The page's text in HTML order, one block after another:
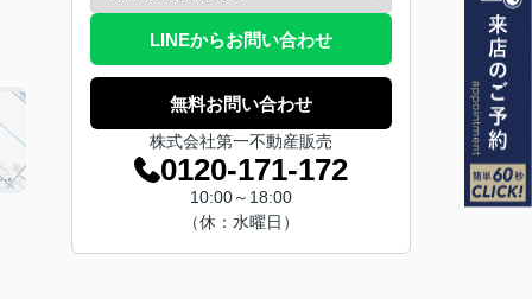
LINEからお問い合わせ
無料お問い合わせ
株式会社第一不動産販売
0120-171-172
10:00～18:00
（休：水曜日）